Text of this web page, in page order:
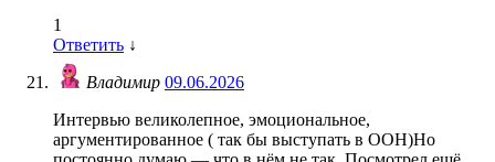
1
Ответить ↓
Владимир 09.06.2026
Интервью великолепное, эмоциональное,
аргументированное ( так бы выступать в ООН)Но